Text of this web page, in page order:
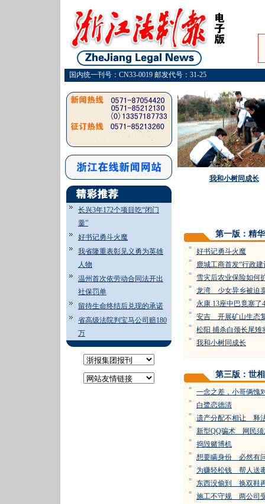
国内统一刊号：CN33-0019 邮发代号：31-25
长兴3年172个项目吃“闭门
羹”
好书记勇斗火魔
我省隆重表彰见义勇为英雄
人物
温州首次依劳动合同法开出
社保罚单
留待生命终结后兑现的承诺
省高级法院判宝马公司赔180
万
我和小树同成长
第一版：精
= 好书记勇斗火魔
= 鹿城工商首发“行政建
= 雪灾后农业保险如何
= 龙湾 少女异乡被迫
= 永康 13座中巴竟塞了
= 安吉 开展矿山生态
= 松阳 捕杀白颈长尾雉
= 我和小树同成长
第三版：世相
= 一念之差，小哥俩愧
= 白鹭恋德清
= 遗产分配不相让 释
= 新型QQ骗术 网民须
= 捣毁赌博机
= 想要瞒身份 必然有
= 为赚轻松钱 帮人送
= 东西没偷到 换双鞋
= 施工不守规 两公司